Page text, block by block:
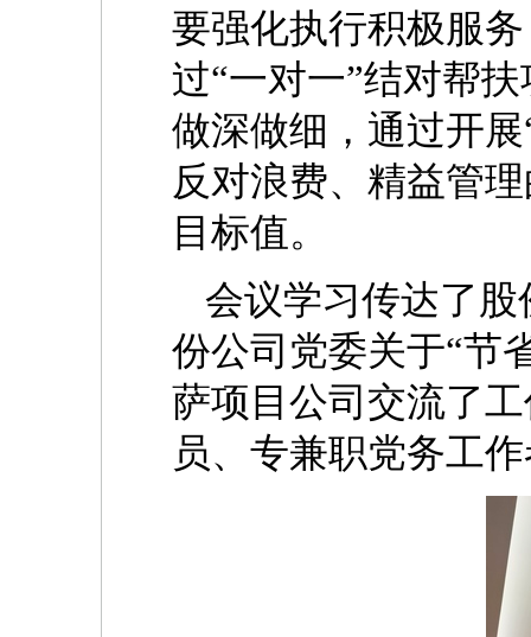
要强化执行积极服
过“一对一”结对帮
做深做细，通过开
反对浪费、精益管
目标值。
会议学习传达了
份公司党委关于“节
萨项目公司交流了
员、专兼职党务工